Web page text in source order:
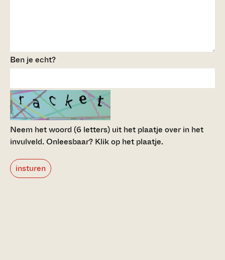
Ben je echt?
Neem het woord (6 letters) uit het plaatje over in het
invulveld.Onleesbaar? Klik op het plaatje.
insturen